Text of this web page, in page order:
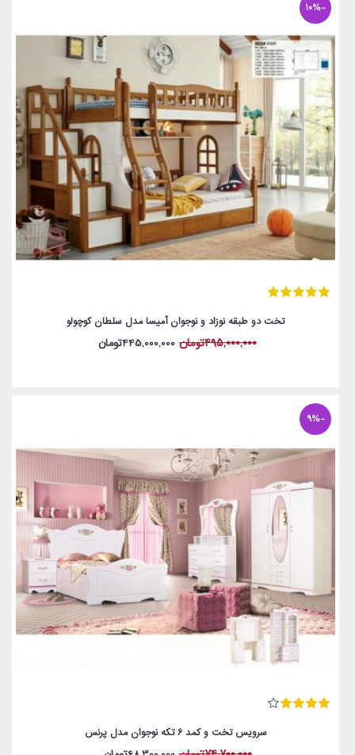
-10%
تخت دو طبقه نوزاد و نوجوان آمیسا مدل سلطان کوچولو
495,000,000تومان 445,000,000تومان
-9%
سرویس تخت و کمد 6 تکه نوجوان مدل پرنس